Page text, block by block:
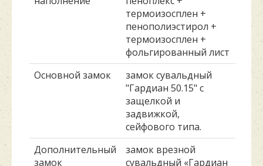
термоизосплен +
пенополиэстирол +
термоизосплен +
фольгированный лист
Основной замок
замок сувальдный
"Гардиан 50.15" с
защелкой и
задвижкой,
сейфового типа.
Дополнительный
замок
замок врезной
сувальдный «Гардиан